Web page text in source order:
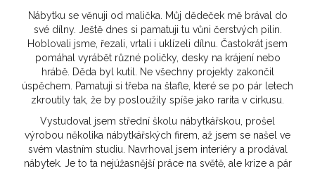
Nábytku se věnuji od malička. Můj dědeček mě brával do
své dílny. Ještě dnes si pamatuji tu vůni čerstvých pilin.
Hoblovali jsme, řezali, vrtali i uklízeli dílnu. Častokrát jsem
pomáhal vyrábět různé poličky, desky na krájení nebo
hrábě. Děda byl kutil. Ne všechny projekty zakončil
úspěchem. Pamatuji si třeba na štafle, které se po pár letech
zkroutily tak, že by posloužily spíše jako rarita v cirkusu.
Vystudoval jsem střední školu nábytkářskou, prošel
výrobou několika nábytkářských firem, až jsem se našel ve
svém vlastním studiu. Navrhoval jsem interiéry a prodával
nábytek. Je to ta nejúžasnější práce na světě, ale krize a pár